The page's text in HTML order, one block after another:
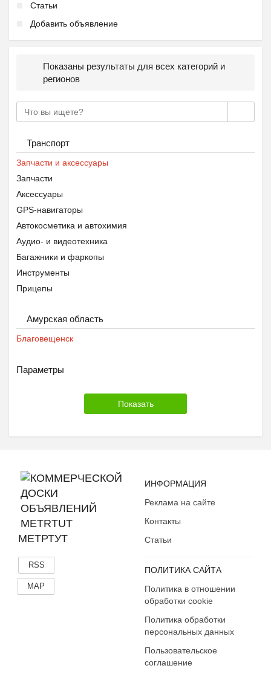
Статьи
Добавить объявление
Показаны результаты для всех категорий и
регионов
Транспорт
Запчасти и аксессуары
Запчасти
Аксессуары
GPS-навигаторы
Автокосметика и автохимия
Аудио- и видеотехника
Багажники и фаркопы
Инструменты
Прицепы
Тюнинг
Шины, диски и колёса
Амурская область
Благовещенск
Параметры
МЕТРТУТ
RSS
MAP
ИНФОРМАЦИЯ
Реклама на сайте
Контакты
Статьи
ПОЛИТИКА САЙТА
Политика в отношении
обработки cookie
Политика обработки
персональных данных
Пользовательское
соглашение